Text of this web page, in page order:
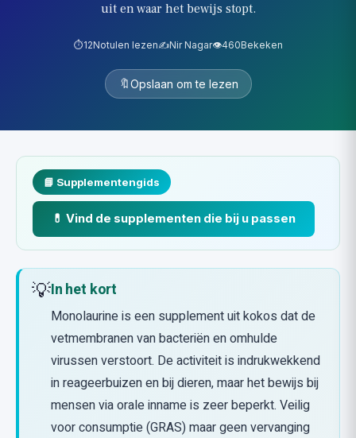
uit en waar het bewijs stopt.
⏱️12Notulen lezen✍️Nir Nagar👁️460Bekeken
🔖Opslaan om te lezen
📘 Supplementengids
💊 Vind de supplementen die bij u passen
💡In het kort
Monolaurine is een supplement uit kokos dat de
vetmembranen van bacteriën en omhulde
virussen verstoort. De activiteit is indrukwekkend
in reageerbuizen en bij dieren, maar het bewijs bij
mensen via orale inname is zeer beperkt. Veilig
voor consumptie (GRAS) maar geen vervanging